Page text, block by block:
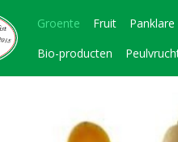
Groente Fruit
Bio-producten